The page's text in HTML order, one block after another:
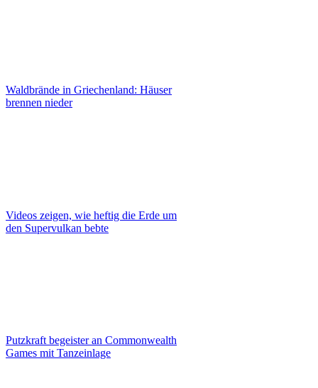
Waldbrände in Griechenland: Häuser
brennen nieder
Videos zeigen, wie heftig die Erde um
den Supervulkan bebte
Putzkraft begeister an Commonwealth
Games mit Tanzeinlage